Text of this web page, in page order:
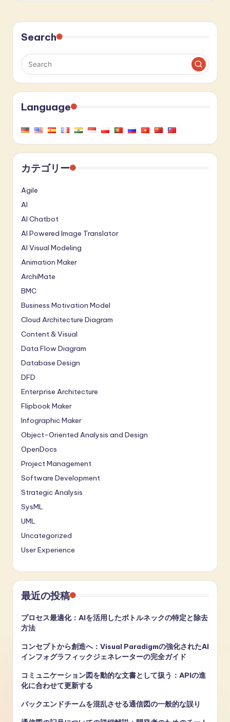
Search
Language
カテゴリー
Agile
AI
AI Chatbot
AI Powered Image Translator
AI Visual Modeling
Animation Maker
ArchiMate
BMC
Business Motivation Model
Cloud Architecture Diagram
Content & Visual
Data Flow Diagram
Database Design
DFD
Enterprise Architecture
Flipbook Maker
Infographic Maker
Object-Oriented Analysis and Design
OpenDocs
Project Management
Software Development
Strategic Analysis
SysML
UML
Uncategorized
User Experience
最近の投稿
プロセス最適化：AIを活用したボトルネックの特定と除去
方法
コンセプトから創造へ：Visual Paradigmの強化されたAI
インフォグラフィックジェネレーターの完全ガイド
コミュニケーション図を動的な文書として扱う：APIの進
化に合わせて更新する
バックエンドチームを混乱させる通信図の一般的な誤り